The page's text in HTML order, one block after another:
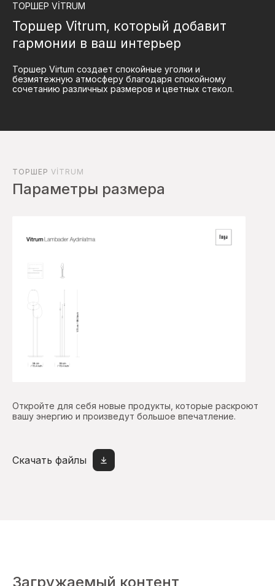
ТОРШЕР VİTRUM
Торшер Vitrum, который добавит
гармонии в ваш интерьер
Торшер Virtum создает спокойные уголки и
безмятежную атмосферу благодаря спокойному
сочетанию различных размеров и цветных стекол.
ТОРШЕР VİTRUM
Параметры размера
Откройте для себя новые продукты, которые раскроют
вашу энергию и произведут большое впечатление.
Скачать файлы
Загружаемый контент